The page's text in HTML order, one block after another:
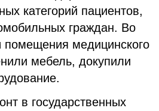
категорий пациентов,
граждан. Во
помещения медицинского
мебель, докупили
в государственных